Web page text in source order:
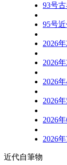
93号
95号
2026
2026
2026
2026
2026
2026
近代自筆物